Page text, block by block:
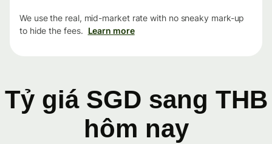
We use the real, mid-market rate with no sneaky mark-up
to hide the fees. Learn more
Tỷ giá SGD sang THB
hôm nay